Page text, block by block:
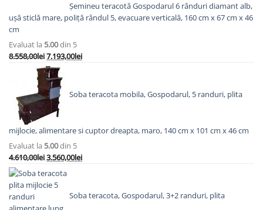
Șemineu teracotă Gospodarul 6 rânduri diamant alb,
ușă sticlă mare, poliță rândul 5, evacuare verticală, 160 cm x 67 cm x 46
cm
Evaluat la 5.00din 5
8.558,00leiPrețul
inițial
a
fost:
8.558,00lei.
7.193,00leiPrețul
7.193,00lei.
Soba teracota mobila, Gospodarul, 5 randuri, plita
mijlocie, alimentare si cuptor dreapta, maro, 140 cm x 101 cm x 46 cm
Evaluat la 5.00din 5
4.610,00leiPrețul
inițial
a
4.610,00lei.
3.560,00leiPrețul
3.560,00lei.
Soba teracota, Gospodarul, 3+2 randuri, plita